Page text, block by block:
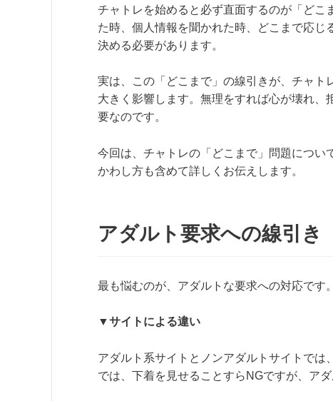
チャトレを始めると必ず直面するのが「ど
た時、個人情報を聞かれた時、どこまで応
決める必要があります。
実は、この「どこまで」の線引きが、チャト
大きく影響します。無理をすれば心が壊れ
要なのです。
今回は、チャトレの「どこまで」問題につい
かわし方も含めて詳しくお伝えします。
アダルト要求への線引き
最も悩むのが、アダルトな要求への対応です
▼サイトによる違い
アダルト系サイトとノンアダルトサイトでは
では、下着を見せることすらNGですが、ア